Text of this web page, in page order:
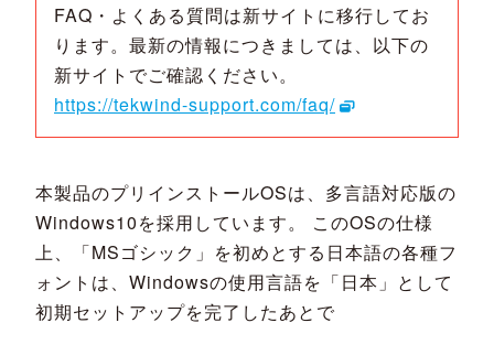
FAQ・よくある質問は新サイトに移行してお
ります。最新の情報につきましては、以下の
新サイトでご確認ください。
https://tekwind-support.com/faq/
本製品のプリインストールOSは、多言語対応版の
Windows10を採用しています。 このOSの仕様
上、「MSゴシック」を初めとする日本語の各種フ
ォントは、Windowsの使用言語を「日本」として
初期セットアップを完了したあとで